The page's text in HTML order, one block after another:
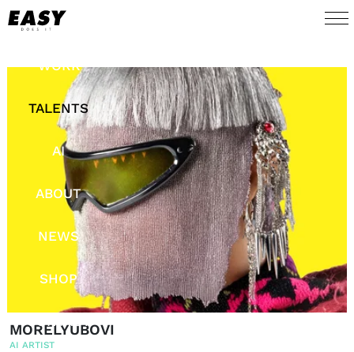
WORK
TALENTS
AI
ABOUT
NEWS
SHOP
CONTACT
MORELYUBOVI
AI ARTIST